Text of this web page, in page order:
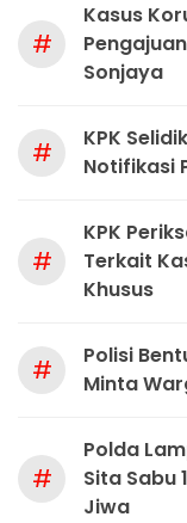
#
Kasus
Sonjaya
#
KPK
Notifikasi
#
KPK
Terkait
Khusus
#
Polisi
Minta
#
Polda
Sita Sabu
Jiwa